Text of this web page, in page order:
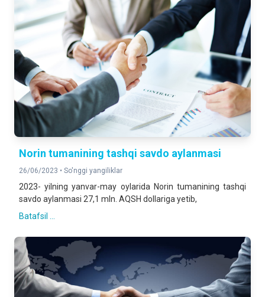
Norin tumanining tashqi savdo aylanmasi
26/06/2023 • So'nggi yangiliklar
2023- yilning yanvar-may oylarida Norin tumanining tashqi
savdo aylanmasi 27,1 mln. AQSH dollariga yetib,
Batafsil ...